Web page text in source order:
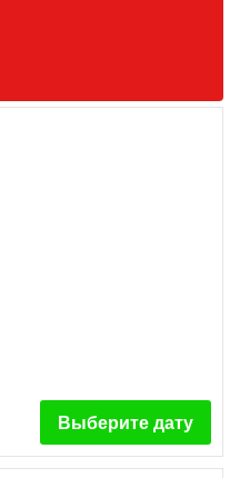
Выберите дату